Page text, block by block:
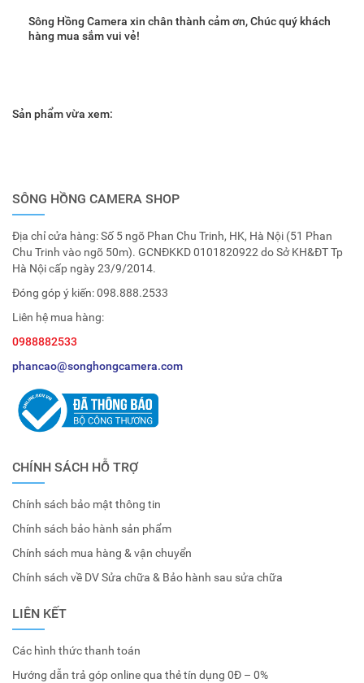
Sông Hồng Camera xin chân thành cảm ơn, Chúc quý khách
hàng mua sắm vui vẻ!
Sản phẩm vừa xem:
SÔNG HỒNG CAMERA SHOP
Địa chỉ cửa hàng: Số 5 ngõ Phan Chu Trinh, HK, Hà Nội (51 Phan
Chu Trinh vào ngõ 50m). GCNĐKKD 0101820922 do Sở KH&ĐT Tp
Hà Nội cấp ngày 23/9/2014.
Đóng góp ý kiến:098.888.2533
Liên hệ mua hàng:
0988882533
phancao@songhongcamera.com
CHÍNH SÁCH HỖ TRỢ
Chính sách bảo mật thông tin
Chính sách bảo hành sản phẩm
Chính sách mua hàng & vận chuyển
Chính sách về DV Sửa chữa & Bảo hành sau sửa chữa
LIÊN KẾT
Các hình thức thanh toán
Hướng dẫn trả góp online qua thẻ tín dụng 0Đ – 0%